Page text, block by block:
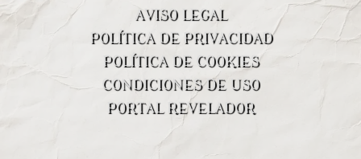
AVISO LEGAL
POLÍTICA DE PRIVACIDAD
POLÍTICA DE COOKIES
CONDICIONES DE USO
PORTAL REVELADOR